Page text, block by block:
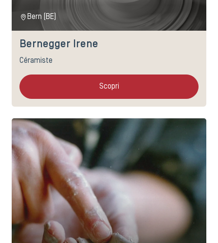
Bern (BE)
Bernegger Irene
Céramiste
Scopri